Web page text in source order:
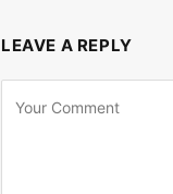
LEAVE A REPLY